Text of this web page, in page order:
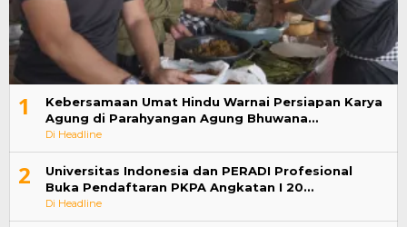
1
Kebersamaan Umat Hindu Warnai Persiapan Karya
Agung di Parahyangan Agung Bhuwana…
Di Headline
2
Universitas Indonesia dan PERADI Profesional
Buka Pendaftaran PKPA Angkatan I 20…
Di Headline